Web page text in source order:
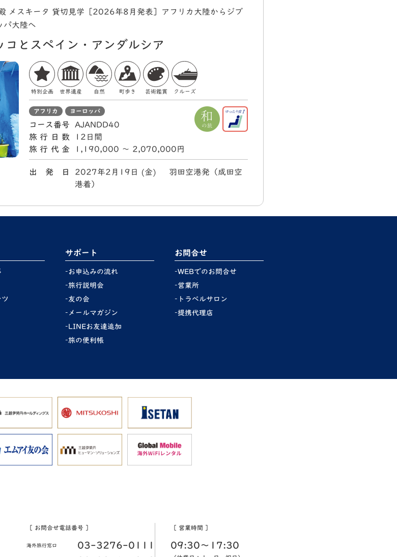
メスキータ 貸切見学［2026年8月発表］アフリカ大陸からジブ
パ大陸へ
コとスペイン・アンダルシア
特別企画 世界遺産 自然 町歩き 芸術鑑賞 クルーズ
アフリカ ヨーロッパ
コース番号
AJANDD40
旅行日数
12日間
旅行代金
1,190,000 〜 2,070,000円
出 発 日
2027年2月19日 (金) 羽田空港発（成田空
港着）
サポート
お申込みの流れ
旅行説明会
友の会
メールマガジン
LINEお友達追加
旅の便利帳
お問合せ
WEBでのお問合せ
営業所
トラベルサロン
提携代理店
［ お問合せ電話番号 ］
海外旅行窓口
03-3276-0111
［ 営業時間 ］
09:30〜17:30